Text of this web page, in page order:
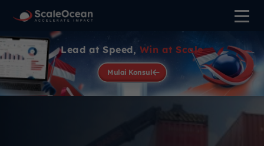
Lead at Speed, Win at Scale
Mulai Konsul